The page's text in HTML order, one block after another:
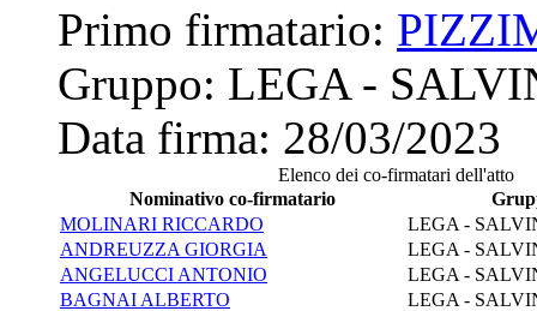
Primo firmatario:
Gruppo: LEGA -
Data firma: 28/03/2023
Elenco dei co-firmatari dell'atto
Nominativo co-firmatario
MOLINARI RICCARDO
LEGA -
ANDREUZZA GIORGIA
LEGA -
ANGELUCCI ANTONIO
LEGA -
BAGNAI ALBERTO
LEGA -